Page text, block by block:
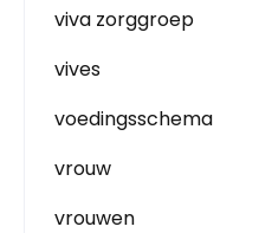
viva zorggroep
vives
voedingsschema
vrouw
vrouwen